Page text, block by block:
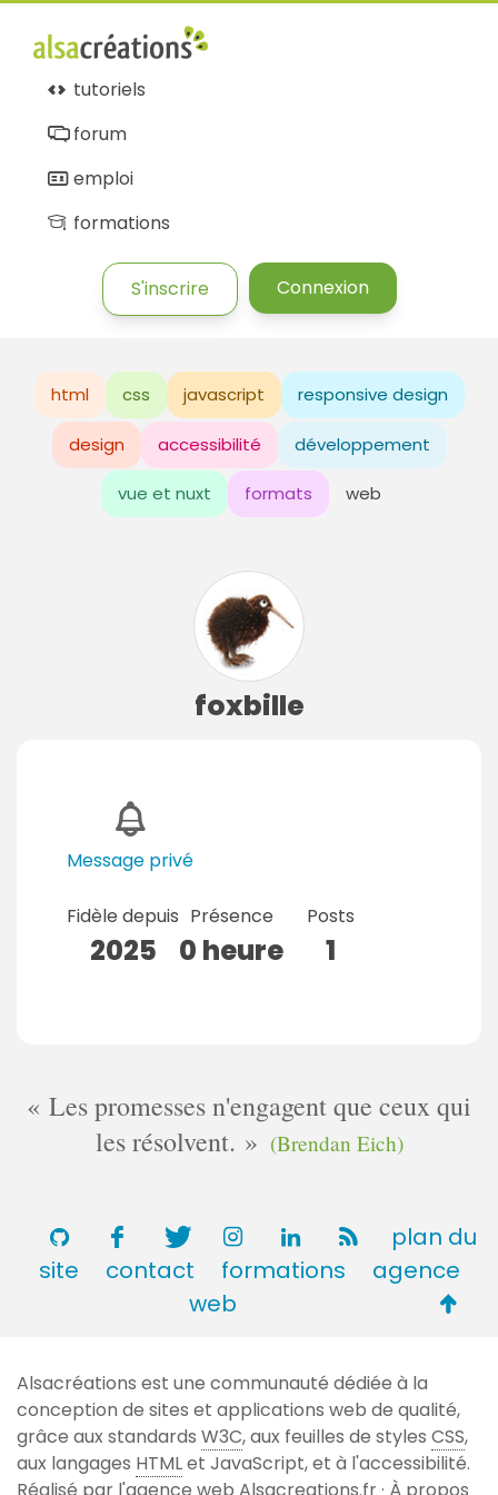
tutoriels
forum
emploi
formations
S'inscrire Connexion
html css javascript responsive design
design accessibilité développement
vue et nuxt formats web
foxbille
Message privé
Fidèle depuis
2025
Présence
0 heure
Posts
1
Les promesses n'engagent que ceux qui
les résolvent.
(Brendan Eich)
plan du
site
contact formations
agence
web
de
page
Alsacréations est une communauté dédiée à la
conception de sites et applications web de qualité,
grâce aux standards W3C, aux feuilles de styles CSS,
aux langages HTMLet JavaScript, et à l'accessibilité.